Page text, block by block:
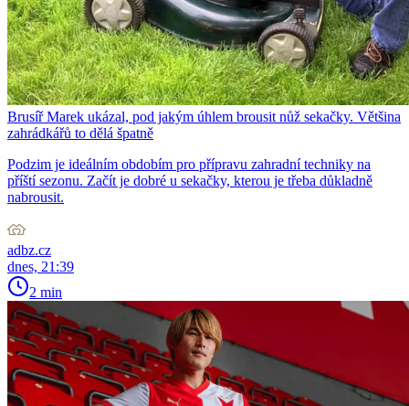
Brusíř Marek ukázal, pod jakým úhlem brousit nůž sekačky. Většina
zahrádkářů to dělá špatně
Podzim je ideálním obdobím pro přípravu zahradní techniky na
příští sezonu. Začít je dobré u sekačky, kterou je třeba důkladně
nabrousit.
adbz.cz
dnes, 21:39
2 min